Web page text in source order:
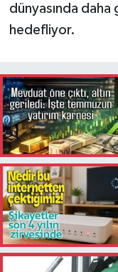
dünyasında daha
hedefliyor.